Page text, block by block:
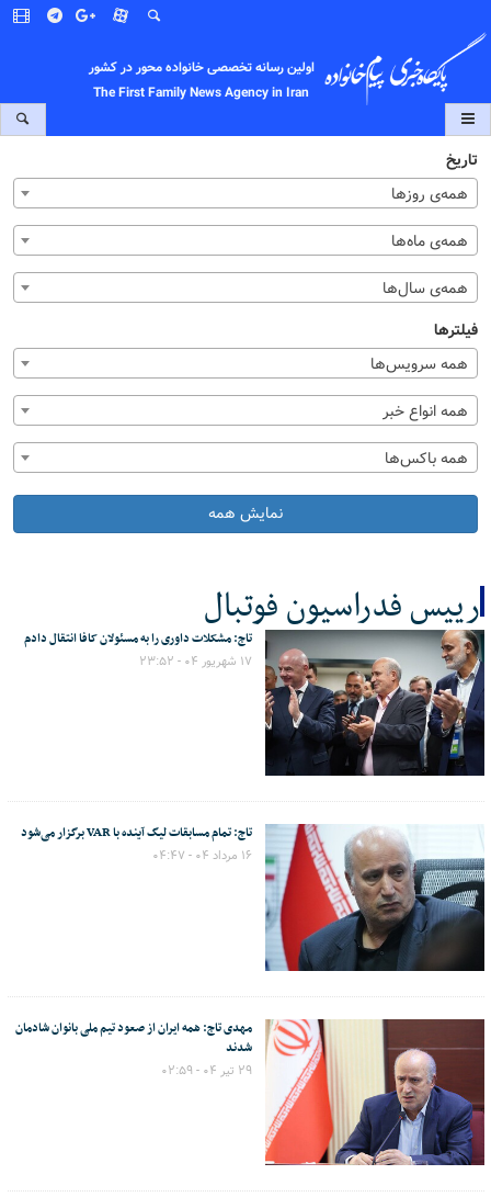
اولین رسانه تخصصی خانواده محور در کشور
The First Family News Agency in Iran
تاریخ
همه‌ی روزها
همه‌ی ماه‌ها
همه‌ی سال‌ها
فیلترها
همه سرویس‌ها
همه انواع خبر
همه باکس‌ها
نمایش همه
رییس فدراسیون فوتبال
کل اخبار:11 تاج: مشکلات داوری را به مسئولان کافا انتقال دادم
۱۷ شهریور ۰۴ - ۲۳:۵۲
تاج: تمام مسابقات لیگ آینده با VAR برگزار می‌شود
۱۶ مرداد ۰۴ - ۰۴:۴۷
مهدی تاج: همه ایران از صعود تیم ملی بانوان شادمان
شدند
۲۹ تیر ۰۴ - ۰۲:۵۹